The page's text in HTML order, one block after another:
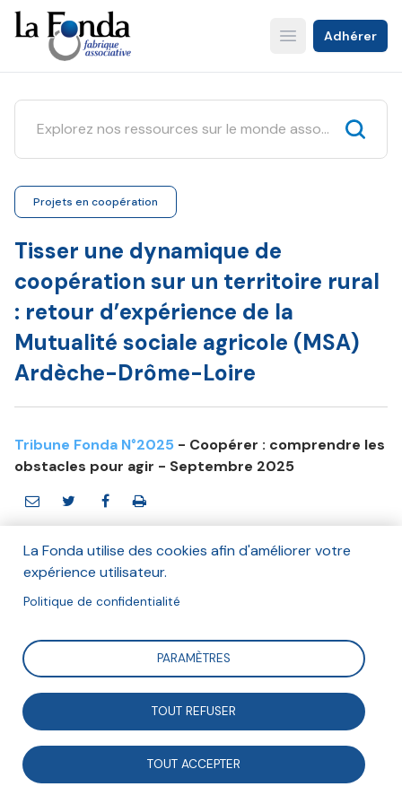
Aller
au
contenu
principal
Open main menu
Adhérer
Projets en coopération
Tisser une dynamique de
coopération sur un territoire rural
: retour d’expérience de la
Mutualité sociale agricole (MSA)
Ardèche-Drôme-Loire
Tribune Fonda N°2025 - Coopérer : comprendre les
obstacles pour agir - Septembre 2025
Septembre 2025
Organisme mutualiste chargé d’une mission de
La Fonda utilise des cookies afin d'améliorer votre
expérience utilisateur.
Politique de confidentialité
PARAMÈTRES
TOUT REFUSER
TOUT ACCEPTER